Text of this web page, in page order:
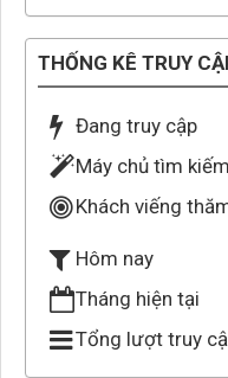
THỐNG KÊ TRUY
Đang truy cập
Máy chủ tìm kiếm
Khách viếng
Hôm nay
Tháng hiện tại
Tổng lượt truy